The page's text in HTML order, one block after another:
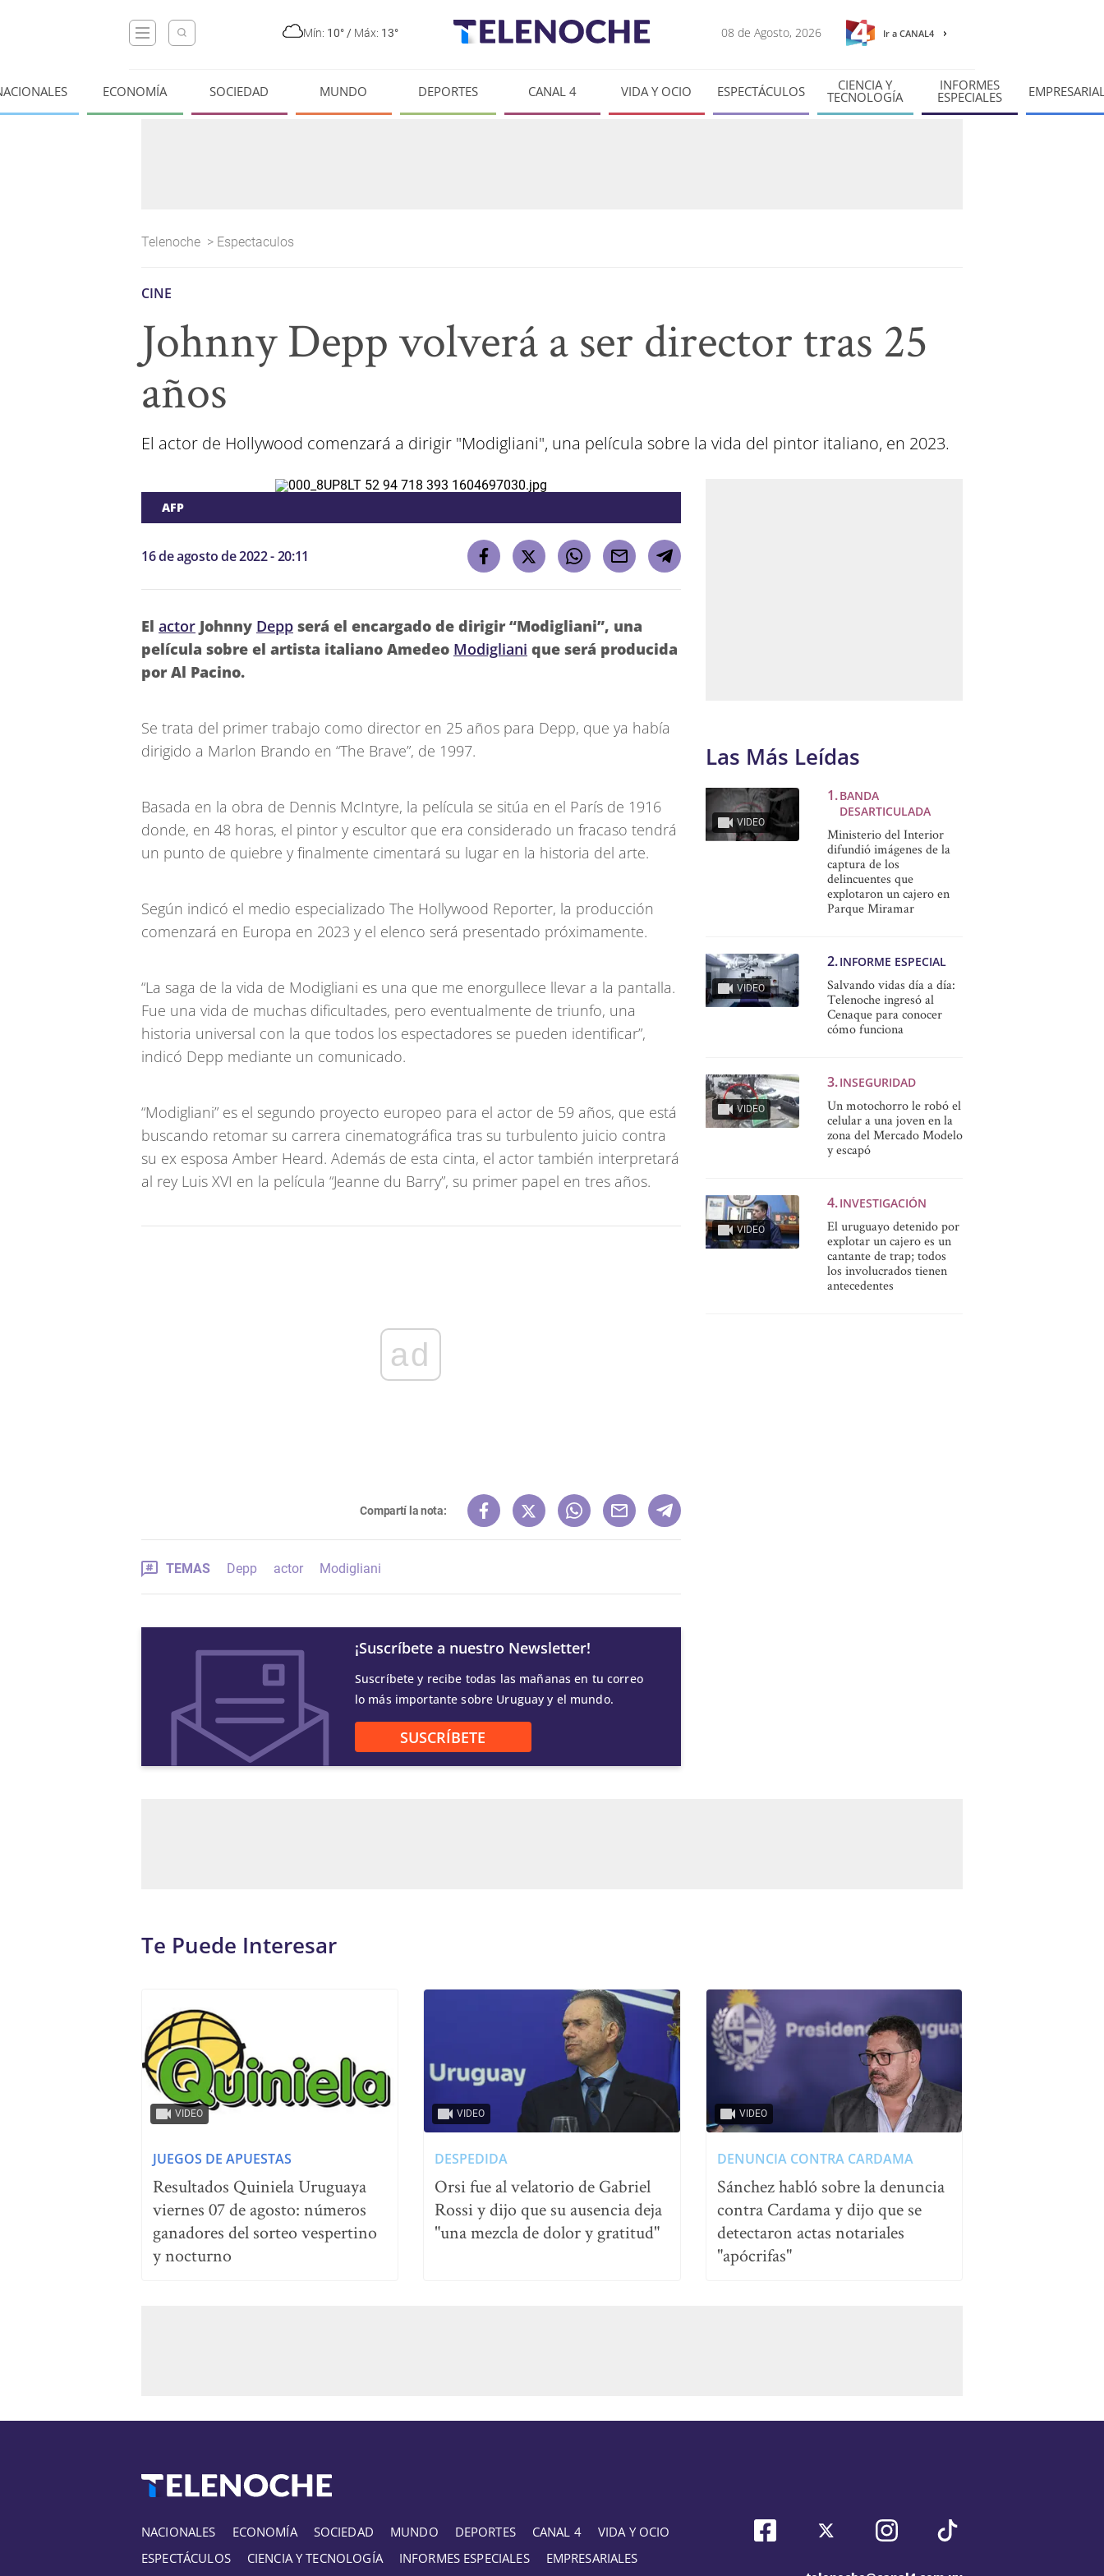
Mín: 10° / Máx: 13° 08 de Agosto, 2026 Ir a CANAL4
ECONOMÍA SOCIEDAD MUNDO DEPORTES CANAL 4 VIDA Y OCIO ESPECTÁCULOS CIENCIA Y
TECNOLOGÍA
INFORMES
ESPECIALES
Telenoche > Espectaculos
CINE
Johnny Depp volverá a ser director tras 25
años
El actor de Hollywood comenzará a dirigir "Modigliani", una película sobre la vida del pintor italiano, en 2023.
AFP
16 de agosto de 2022 - 20:11
El actor Johnny Depp será el encargado de dirigir “Modigliani”, una
película sobre el artista italiano Amedeo Modigliani que será producida
por Al Pacino.
Se trata del primer trabajo como director en 25 años para Depp, que ya había
dirigido a Marlon Brando en “The Brave”, de 1997.
Basada en la obra de Dennis McIntyre, la película se sitúa en el París de 1916
donde, en 48 horas, el pintor y escultor que era considerado un fracaso tendrá
un punto de quiebre y finalmente cimentará su lugar en la historia del arte.
Según indicó el medio especializado The Hollywood Reporter, la producción
comenzará en Europa en 2023 y el elenco será presentado próximamente.
“La saga de la vida de Modigliani es una que me enorgullece llevar a la pantalla.
Fue una vida de muchas dificultades, pero eventualmente de triunfo, una
historia universal con la que todos los espectadores se pueden identificar”,
indicó Depp mediante un comunicado.
“Modigliani” es el segundo proyecto europeo para el actor de 59 años, que está
buscando retomar su carrera cinematográfica tras su turbulento juicio contra
su ex esposa Amber Heard. Además de esta cinta, el actor también interpretará
al rey Luis XVI en la película “Jeanne du Barry”, su primer papel en tres años.
ad
Compartí la nota:
TEMAS Depp actor Modigliani
¡Suscríbete a nuestro Newsletter!
Suscríbete y recibe todas las mañanas en tu correo
lo más importante sobre Uruguay y el mundo.
SUSCRÍBETE
Las Más Leídas
VIDEO
BANDA
DESARTICULADA
Ministerio del Interior
difundió imágenes de la
captura de los
delincuentes que
explotaron un cajero en
Parque Miramar
VIDEO
INFORME ESPECIAL
Salvando vidas día a día:
Telenoche ingresó al
Cenaque para conocer
cómo funciona
VIDEO
INSEGURIDAD
Un motochorro le robó el
celular a una joven en la
zona del Mercado Modelo
y escapó
VIDEO
INVESTIGACIÓN
El uruguayo detenido por
explotar un cajero es un
cantante de trap; todos
los involucrados tienen
antecedentes
Te Puede Interesar
VIDEO
JUEGOS DE APUESTAS
Resultados Quiniela Uruguaya
viernes 07 de agosto: números
ganadores del sorteo vespertino
y nocturno
VIDEO
DESPEDIDA
Orsi fue al velatorio de Gabriel
Rossi y dijo que su ausencia deja
"una mezcla de dolor y gratitud"
VIDEO
DENUNCIA CONTRA CARDAMA
Sánchez habló sobre la denuncia
contra Cardama y dijo que se
detectaron actas notariales
"apócrifas"
NACIONALES ECONOMÍA SOCIEDAD MUNDO DEPORTES CANAL 4
VIDA Y OCIO
ESPECTÁCULOS
CIENCIA Y TECNOLOGÍA INFORMES ESPECIALES EMPRESARIALES